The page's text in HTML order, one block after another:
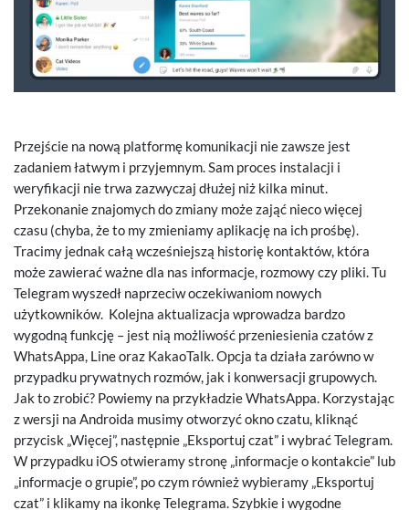
Przejście na nową platformę komunikacji nie zawsze jest
zadaniem łatwym i przyjemnym. Sam proces instalacji i
weryfikacji nie trwa zazwyczaj dłużej niż kilka minut.
Przekonanie znajomych do zmiany może zająć nieco więcej
czasu (chyba, że to my zmieniamy aplikację na ich prośbę).
Tracimy jednak całą wcześniejszą historię kontaktów, która
może zawierać ważne dla nas informacje, rozmowy czy pliki. Tu
Telegram wyszedł naprzeciw oczekiwaniom nowych
użytkowników. Kolejna aktualizacja wprowadza bardzo
wygodną funkcję – jest nią możliwość przeniesienia czatów z
WhatsAppa, Line oraz KakaoTalk. Opcja ta działa zarówno w
przypadku prywatnych rozmów, jak i konwersacji grupowych.
Jak to zrobić? Powiemy na przykładzie WhatsAppa. Korzystając
z wersji na Androida musimy otworzyć okno czatu, kliknąć
przycisk „Więcej”, następnie „Eksportuj czat” i wybrać Telegram.
W przypadku iOS otwieramy stronę „informacje o kontakcie” lub
„informacje o grupie”, po czym również wybieramy „Eksportuj
czat” i klikamy na ikonkę Telegrama. Szybkie i wygodne